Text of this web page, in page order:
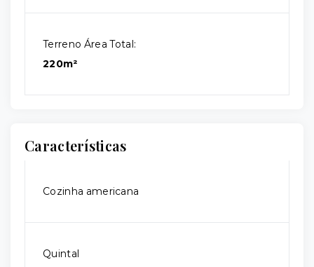
Terreno Área Total:
220m²
Características
Cozinha americana
Quintal